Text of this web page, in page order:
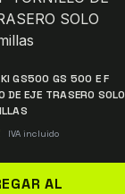
GS500 GS 500 E F
DE EJE TRASERO SOLO
IVA incluido
AL